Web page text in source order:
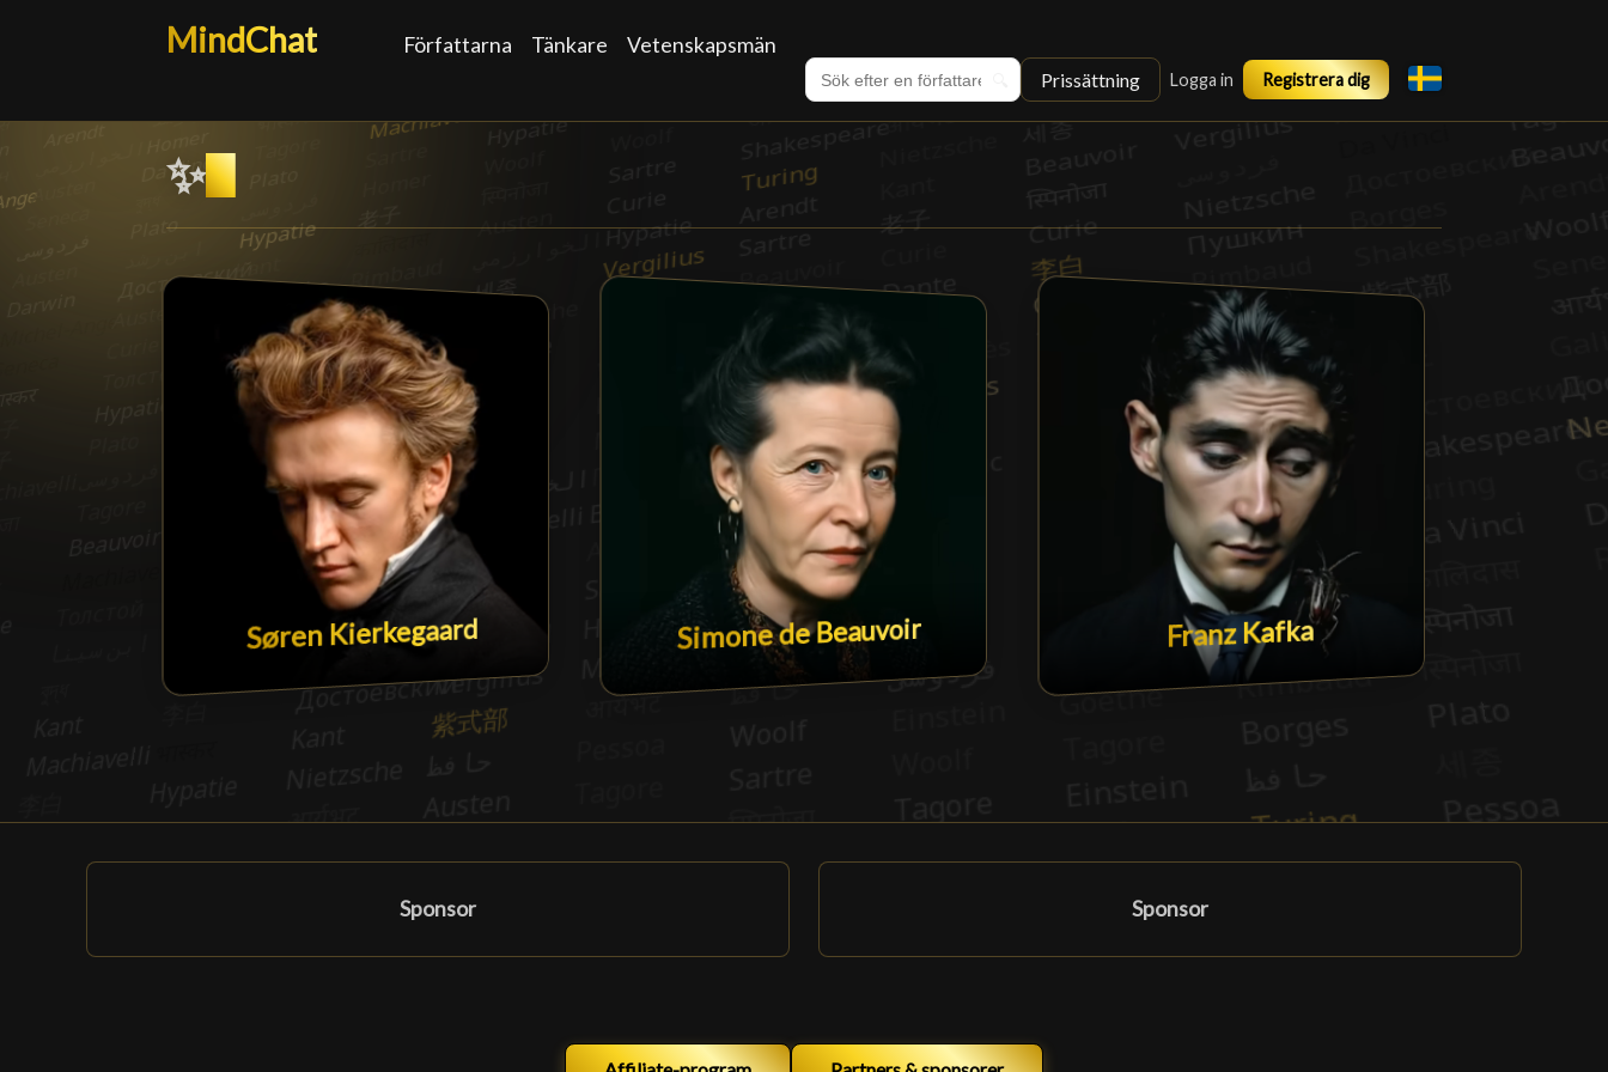
MindChat Författarna Tänkare Vetenskapsmän
Prissättning Logga in Registrera dig
✨Existentialism
█
Søren Kierkegaard Simone de Beauvoir Franz Kafka
Sponsor Sponsor